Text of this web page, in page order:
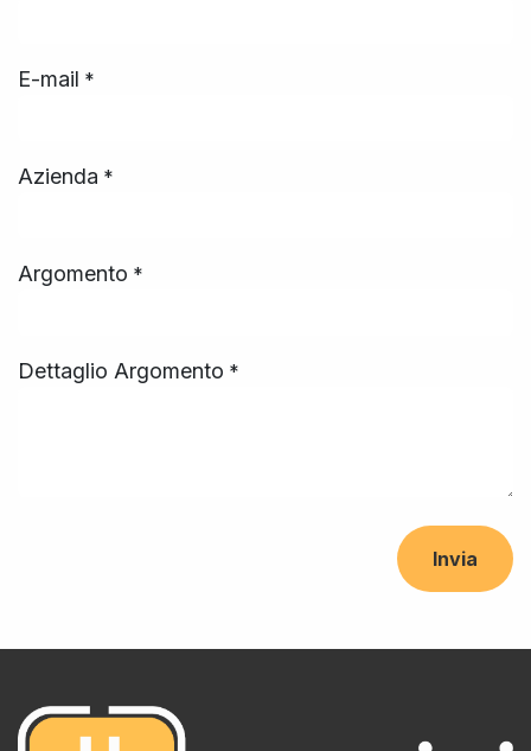
E-mail *
Azienda *
Argomento *
Dettaglio Argomento *
Invia